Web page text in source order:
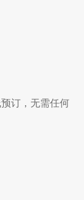
订，无需任何